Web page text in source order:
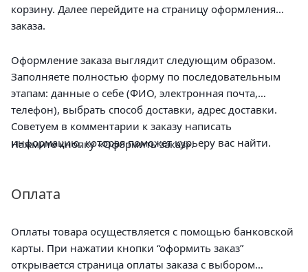
корзину. Далее перейдите на страницу оформления
заказа.
Оформление заказа выглядит следующим образом.
Заполняете полностью форму по последовательным
этапам: данные о себе (ФИО, электронная почта,
телефон), выбрать способ доставки, адрес доставки.
Советуем в комментарии к заказу написать
информацию, которая поможет курьеру вас найти.
Нажмите кнопку «Оформить заказ».
Оплата
Оплаты товара осуществляется с помощью банковской
карты. При нажатии кнопки “оформить заказ”
открывается страница оплаты заказа с выбором